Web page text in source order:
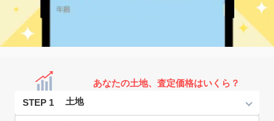
あなたの土地、査定価格はいくら？
STEP 1